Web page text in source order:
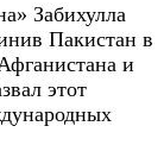
Забихулла
Пакистан в
и
этот